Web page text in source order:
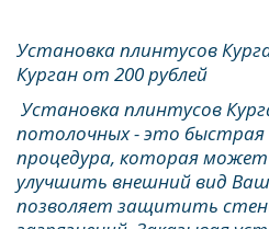
Установка плинтусов
Курган от 200 рублей
Установка плинтусов
потолочных - это быстрая
процедура, которая
улучшить внешний вид
позволяет защитить